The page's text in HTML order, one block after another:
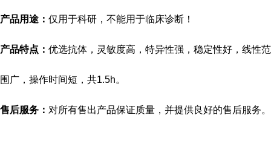
产品用途： 仅用于科研，不能用于临床诊断！
产品特点： 优选抗体，灵敏度高，特异性强，稳定性好，线性范
围广，操作时间短，共1.5h。
售后服务： 对所有售出产品保证质量，并提供良好的售后服务。